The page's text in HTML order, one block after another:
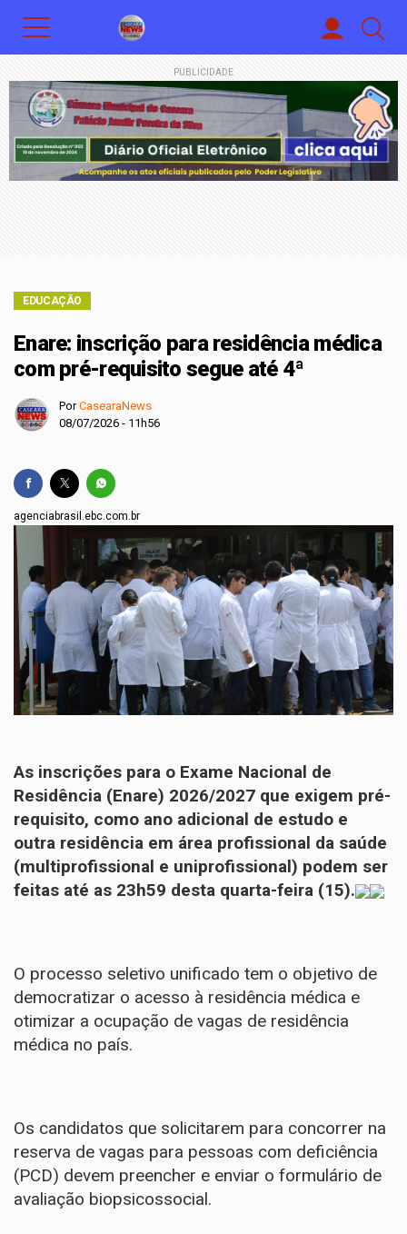
PUBLICIDADE
EDUCAÇÃO
Enare: inscrição para residência médica
com pré-requisito segue até 4ª
PorCasearaNews
08/07/2026 - 11h56
agenciabrasil.ebc.com.br
As inscrições para o Exame Nacional de
Residência (Enare) 2026/2027 que exigem pré-
requisito, como ano adicional de estudo e
outra residência em área profissional da saúde
(multiprofissional e uniprofissional) podem ser
feitas até as 23h59 desta quarta-feira (15).
O processo seletivo unificado tem o objetivo de
democratizar o acesso à residência médica e
otimizar a ocupação de vagas de residência
médica no país.
Os candidatos que solicitarem para concorrer na
reserva de vagas para pessoas com deficiência
(PCD) devem preencher e enviar o formulário de
avaliação biopsicossocial.